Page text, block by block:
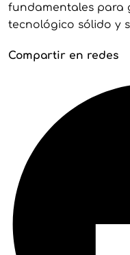
fundamentales para
tecnológico sólido y
Compartir en redes